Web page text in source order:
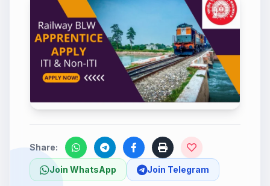
Share:
Join WhatsApp Join Telegram